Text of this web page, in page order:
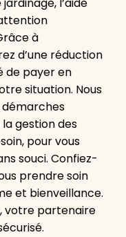
l’aide
à
d’une réduction
de payer en
situation. Nous
gestion des
pour vous
souci. Confiez-
prendre soin
et bienveillance.
votre partenaire